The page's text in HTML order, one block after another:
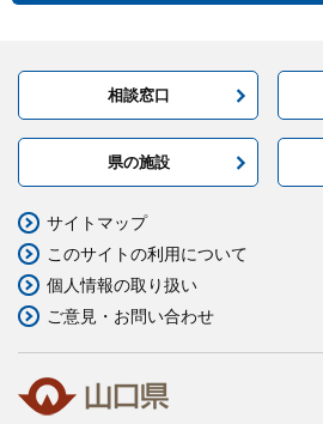
相談窓口
県の施設
サイトマップ
このサイトの利用について
個人情報の取り扱い
ご意見・お問い合わせ